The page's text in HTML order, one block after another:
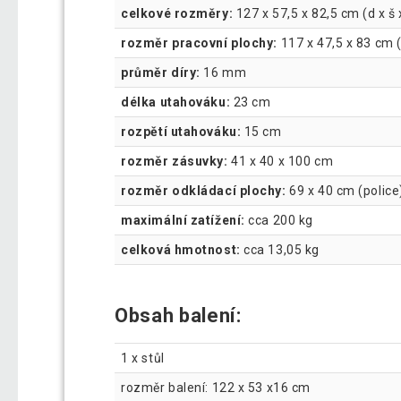
celkové rozměry: 127 x 57,5 ​x 82,5 cm (d x š
rozměr pracovní plochy: 117 x 47,5 x 83 cm
průměr díry: 16 mm
délka utahováku: 23 cm
rozpětí utahováku: 15 cm
rozměr zásuvky: 41 x 40 x 100 cm
rozměr odkládací plochy: 69 x 40 cm
maximální zatížení: cca 200 kg
celková hmotnost: cca 13,05 kg
Obsah balení:
1 x stůl
rozměr balení: 122 x 53 x16 cm